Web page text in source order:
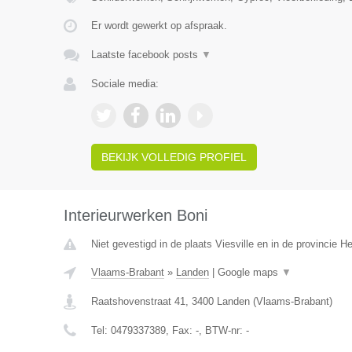
Er wordt gewerkt op afspraak.
Laatste facebook posts ▼
Sociale media:
BEKIJK VOLLEDIG PROFIEL
Interieurwerken Boni
Niet gevestigd in de plaats Viesville en in de provincie
Vlaams-Brabant» Landen| Google maps ▼
Raatshovenstraat 41, 3400 Landen(Vlaams-Brabant)
Tel: 0479337389, Fax: -, BTW-nr: -